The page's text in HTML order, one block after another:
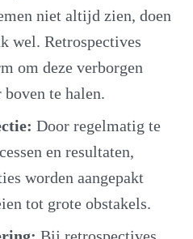
niet altijd zien, doen
wel. Retrospectives
om deze verborgen
te halen.
Door regelmatig te
en resultaten,
worden aangepakt
tot grote obstakels.